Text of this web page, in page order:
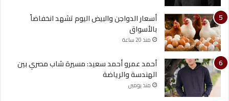
أسعار الدواجن والبيض اليوم تشهد انخفاضاً
بالأسواق
منذ 20 ساعة
أحمد عمرو أحمد سعيد: مسيرة شاب مصري بين
الهندسة والرياضة
منذ يومين